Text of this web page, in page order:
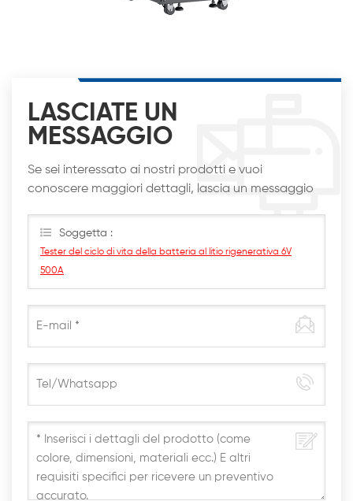
LASCIATE UN
MESSAGGIO
Se sei interessato ai nostri prodotti e vuoi
conoscere maggiori dettagli, lascia un messaggio
Soggetta :
Tester del ciclo di vita della batteria al litio rigenerativa 6V
500A